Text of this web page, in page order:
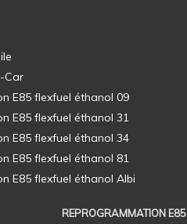
REPROGRAMMATION E85
Car
E85 flexfuel éthanol 09
E85 flexfuel éthanol 31
E85 flexfuel éthanol 34
E85 flexfuel éthanol 81
E85 flexfuel éthanol Albi